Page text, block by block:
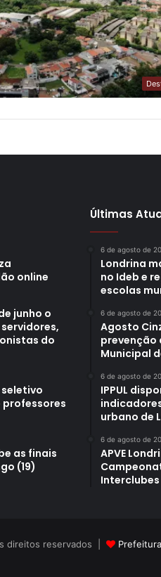
online
junho o
do
as finais
(19)
Últimas
6 de agosto de
Londrina
no Ideb e
escolas
6 de agosto de
Agosto
prevenção
Municipal
6 de agosto de
IPPUL
urbano de
6 de agosto de
APVE
Interclubes
direitos reservados |